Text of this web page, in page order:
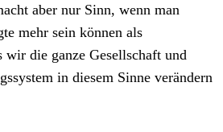
aber nur Sinn, wenn man
mehr sein können als
wir die ganze Gesellschaft und
in diesem Sinne verändern